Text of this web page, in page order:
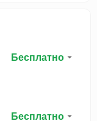
Бесплатно
Бесплатно